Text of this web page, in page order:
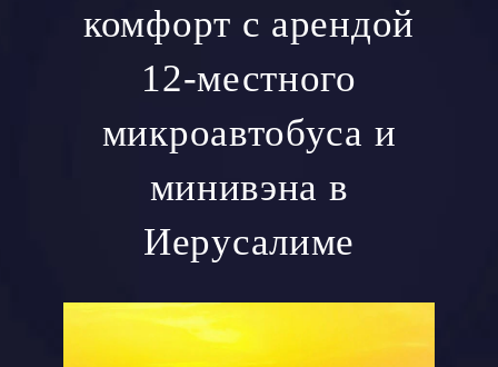
комфорт с арендой
12-местного
микроавтобуса и
минивэна в
Иерусалиме